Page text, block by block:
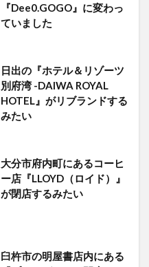
『Dee0.GOGO』に変わっ
ていました
日出の『ホテル＆リゾーツ
別府湾 -DAIWA ROYAL
HOTEL』がリブランドする
みたい
大分市府内町にあるコーヒ
ー店『LLOYD（ロイド）』
が閉店するみたい
臼杵市の明屋書店内にある